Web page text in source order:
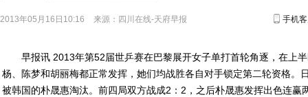
2013年05月16日10:16 来源： 四川在线-天府早报 手机
早报讯 2013年第52届世乒赛在巴黎展开女子单打首轮角逐，在上半
杨、陈梦和胡丽梅都正常发挥，她们均战胜各自对手锁定第二轮资格。
被韩国的朴晟惠淘汰。前四局双方战成2：2，之后朴晟惠发挥出色连赢